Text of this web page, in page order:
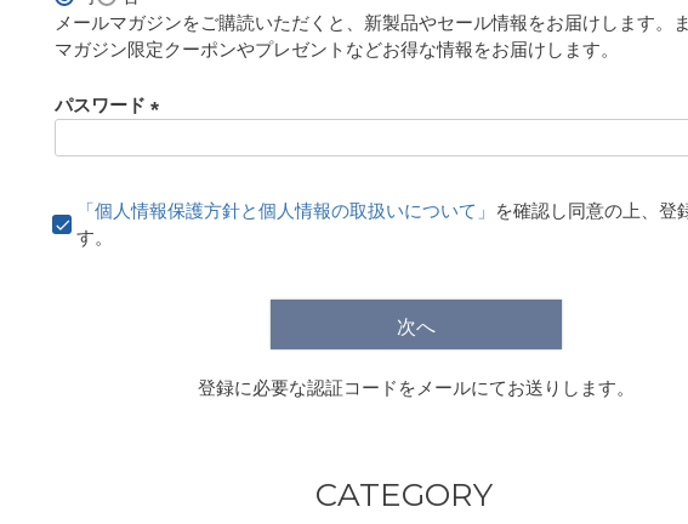
必
須
メールマガジンをご購読いただくと、新製品やセール情報をお届けします。
マガジン限定クーポンやプレゼントなどお得な情報をお届けします。
パスワード
)
「個人情報保護方針と個人情報の取扱いについて」
を確認し同意の上、登
す。
次へ
登録に必要な認証コードをメールにてお送りします。
CATEGORY